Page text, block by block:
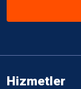
Hizmetler